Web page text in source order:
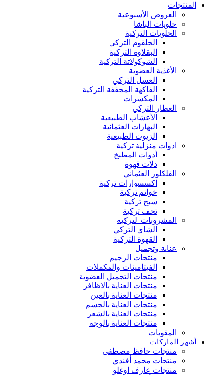
المنتجات
العروض الأسبوعية
حلويات الباشا
الحلويات التركية
الحلقوم التركي
البقلاوة التركية
الشوكولاتة التركية
الأغذية العضوية
العسل التركي
الفاكهة المجففة التركية
المكسرات
العطار التركي
الأعشاب الطبيعية
البهارات العثمانية
الزيوت الطبيعية
ادوات منزلية تركية
أدوات المطبخ
دلات قهوة
الفلكلور العثماني
اكسسوارات تركية
خواتم تركية
سبح تركية
تحف تركية
المشروبات التركية
الشاي التركي
القهوة التركية
عناية وتجميل
منتجات الرجيم
الفيتامينات والمكملات
منتجات التجميل العضوية
منتجات العناية بالاظافر
منتجات العناية بالعين
منتجات العناية بالجسم
منتجات العناية بالشعر
منتجات العناية بالوجه
المقويات
أشهر الماركات
منتجات حافظ مصطفى
منتجات محمد أفندي
منتجات عارف اوغلو